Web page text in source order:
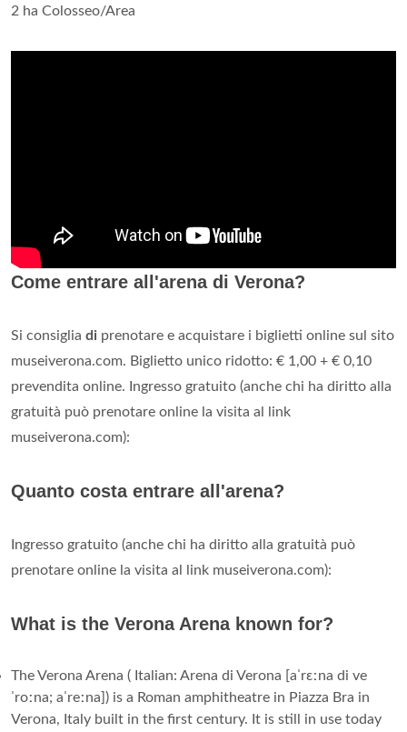
2 ha Colosseo/Area
Come entrare all'arena di Verona?
Si consiglia di prenotare e acquistare i biglietti online sul sito
museiverona.com. Biglietto unico ridotto: € 1,00 + € 0,10
prevendita online. Ingresso gratuito (anche chi ha diritto alla
gratuità può prenotare online la visita al link
museiverona.com):
Quanto costa entrare all'arena?
Ingresso gratuito (anche chi ha diritto alla gratuità può
prenotare online la visita al link museiverona.com):
What is the Verona Arena known for?
The Verona Arena ( Italian: Arena di Verona [aˈrɛːna di ve
ˈroːna; aˈreːna]) is a Roman amphitheatre in Piazza Bra in
Verona, Italy built in the first century. It is still in use today